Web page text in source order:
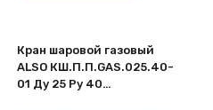
Кран шаровой газовый
ALSO КШ.П.П.GAS.025.40-
01 Ду 25 Ру 40